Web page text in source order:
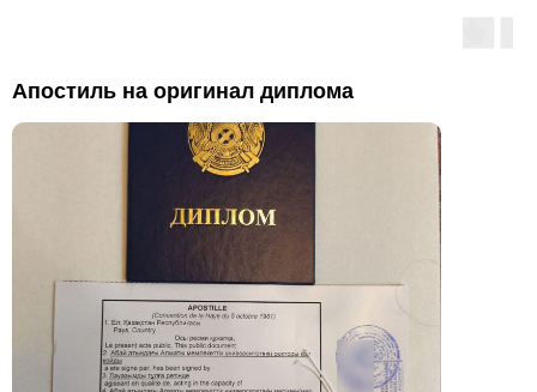
Апостиль на оригинал диплома